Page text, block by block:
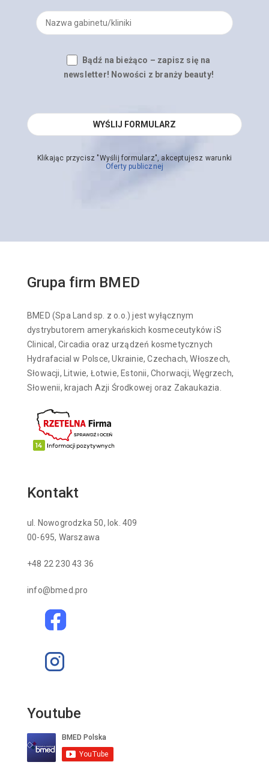
Bądź na bieżąco – zapisz się na
newsletter! Nowości z branży beauty!
Klikając przycisz "Wyślij formularz", akceptujesz warunki
Oferty publicznej
Grupa firm BMED
BMED (Spa Land sp. z o.o.) jest wyłącznym
dystrybutorem amerykańskich kosmeceutyków iS
Clinical, Circadia oraz urządzeń kosmetycznych
Hydrafacial w Polsce, Ukrainie, Czechach, Włoszech,
Słowacji, Litwie, Łotwie, Estonii, Chorwacji, Węgrzech,
Słowenii, krajach Azji Środkowej oraz Zakaukazia.
Kontakt
ul. Nowogrodzka 50, lok. 409
00-695, Warszawa
+48 22 230 43 36
info@bmed.pro
Youtube